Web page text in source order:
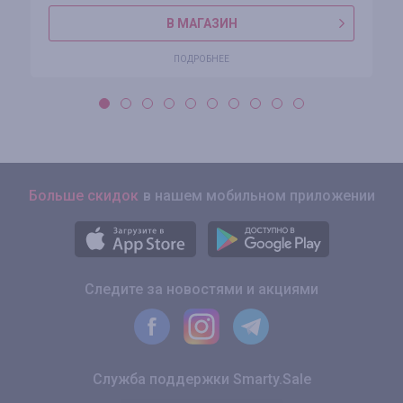
В МАГАЗИН
ПОДРОБНЕЕ
Больше скидок в нашем мобильном приложении
Следите за новостями и акциями
Служба поддержки Smarty.Sale